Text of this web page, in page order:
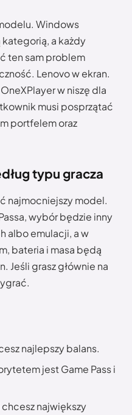
Windows
kategorią, a każdy
ten sam problem
Lenovo w ekran.
w niszę dla
musi posprzątać
portfelem oraz
typu gracza
najmocniejszy model.
wybór będzie inny
albo emulacji, a w
bateria i masa będą
Jeśli grasz głównie na
najlepszy balans.
jest Game Pass i
największy